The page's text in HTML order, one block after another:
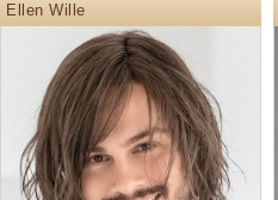
Ellen Wille